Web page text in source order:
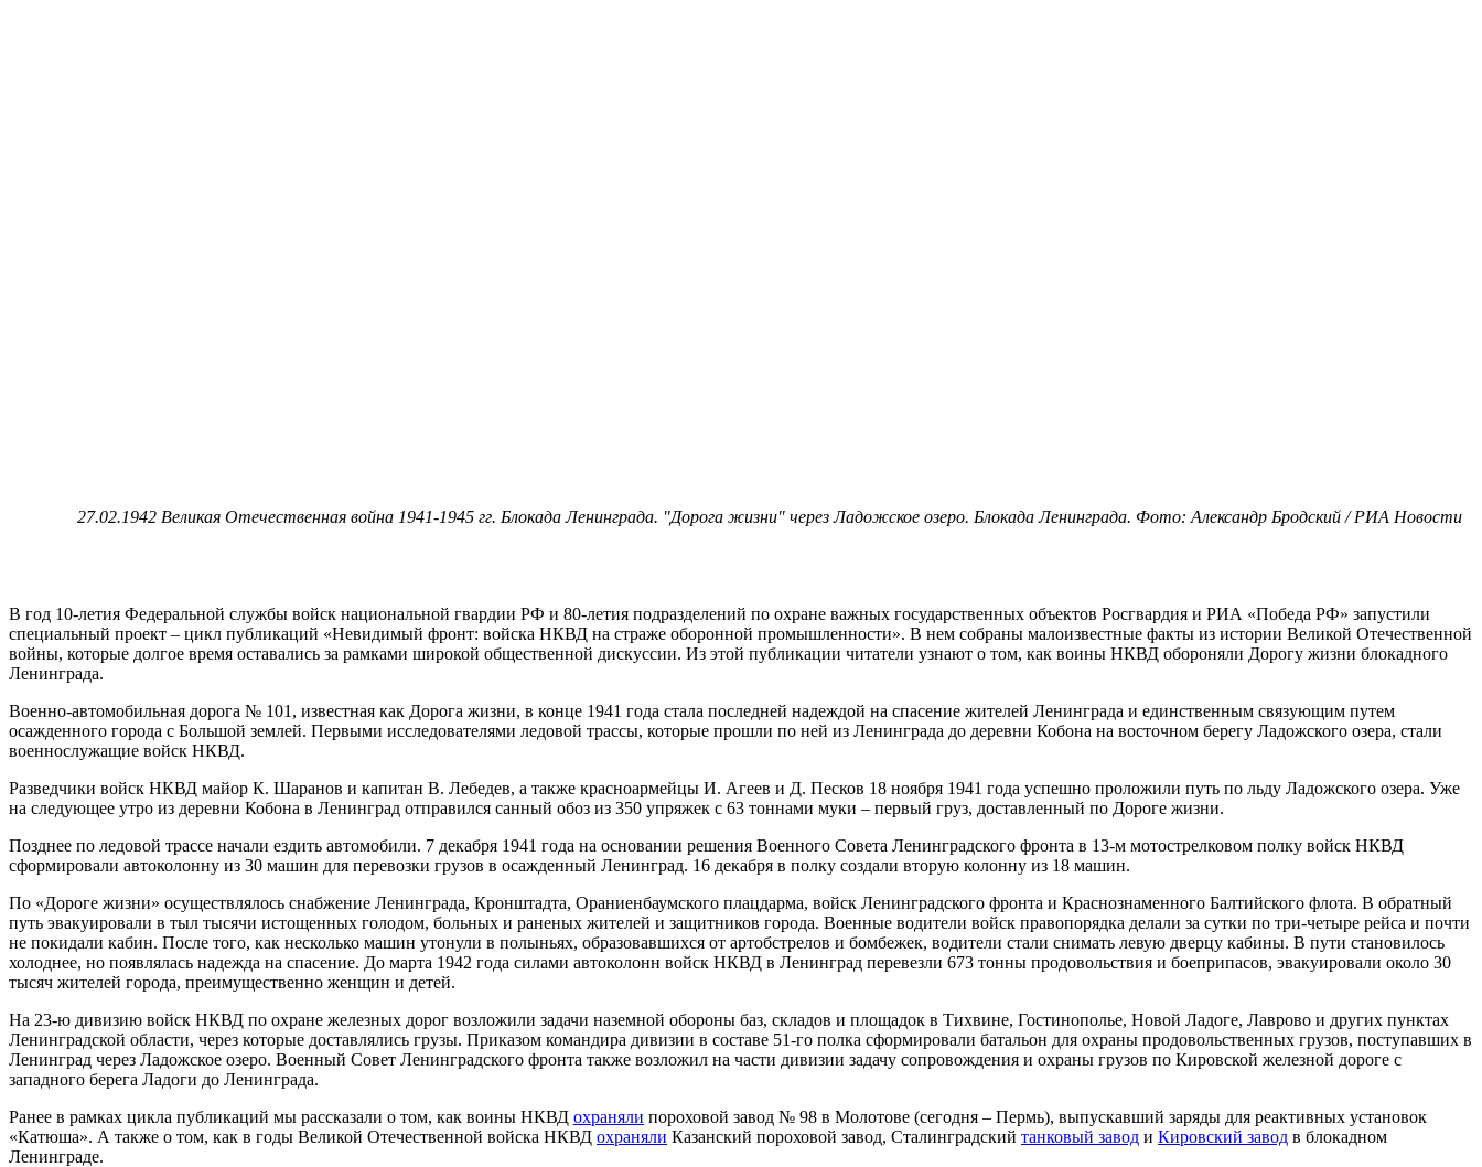
27.02.1942 Великая Отечественная война 1941-1945 гг. Блокада Ленинграда. "Дорога жизни" через Ладожское озеро. Блокада Ленинграда. Фото: Александр Бродский / РИА Новости
В год 10-летия Федеральной службы войск национальной гвардии РФ и 80-летия подразделений по охране важных государственных объектов Росгвардия и РИА «Победа РФ» запустили
специальный проект – цикл публикаций «Невидимый фронт: войска НКВД на страже оборонной промышленности». В нем собраны малоизвестные факты из истории Великой Отечественной
войны, которые долгое время оставались за рамками широкой общественной дискуссии. Из этой публикации читатели узнают о том, как воины НКВД обороняли Дорогу жизни блокадного
Ленинграда.
Военно-автомобильная дорога № 101, известная как Дорога жизни, в конце 1941 года стала последней надеждой на спасение жителей Ленинграда и единственным связующим путем
осажденного города с Большой землей. Первыми исследователями ледовой трассы, которые прошли по ней из Ленинграда до деревни Кобона на восточном берегу Ладожского озера, стали
военнослужащие войск НКВД.
Разведчики войск НКВД майор К. Шаранов и капитан В. Лебедев, а также красноармейцы И. Агеев и Д. Песков 18 ноября 1941 года успешно проложили путь по льду Ладожского озера. Уже
на следующее утро из деревни Кобона в Ленинград отправился санный обоз из 350 упряжек с 63 тоннами муки – первый груз, доставленный по Дороге жизни.
Позднее по ледовой трассе начали ездить автомобили. 7 декабря 1941 года на основании решения Военного Совета Ленинградского фронта в 13-м мотострелковом полку войск НКВД
сформировали автоколонну из 30 машин для перевозки грузов в осажденный Ленинград. 16 декабря в полку создали вторую колонну из 18 машин.
По «Дороге жизни» осуществлялось снабжение Ленинграда, Кронштадта, Ораниенбаумского плацдарма, войск Ленинградского фронта и Краснознаменного Балтийского флота. В обратный
путь эвакуировали в тыл тысячи истощенных голодом, больных и раненых жителей и защитников города. Военные водители войск правопорядка делали за сутки по три-четыре рейса и почти
не покидали кабин. После того, как несколько машин утонули в полыньях, образовавшихся от артобстрелов и бомбежек, водители стали снимать левую дверцу кабины. В пути становилось
холоднее, но появлялась надежда на спасение. До марта 1942 года силами автоколонн войск НКВД в Ленинград перевезли 673 тонны продовольствия и боеприпасов, эвакуировали около 30
тысяч жителей города, преимущественно женщин и детей.
На 23-ю дивизию войск НКВД по охране железных дорог возложили задачи наземной обороны баз, складов и площадок в Тихвине, Гостинополье, Новой Ладоге, Лаврово и других пунктах
Ленинградской области, через которые доставлялись грузы. Приказом командира дивизии в составе 51-го полка сформировали батальон для охраны продовольственных грузов, поступавших в
Ленинград через Ладожское озеро. Военный Совет Ленинградского фронта также возложил на части дивизии задачу сопровождения и охраны грузов по Кировской железной дороге с
западного берега Ладоги до Ленинграда.
Ранее в рамках цикла публикаций мы рассказали о том, как воины НКВД охраняли пороховой завод № 98 в Молотове (сегодня – Пермь), выпускавший заряды для реактивных установок
«Катюша». А также о том, как в годы Великой Отечественной войска НКВД охраняли Казанский пороховой завод, Сталинградский танковый завод и Кировский завод в блокадном
Ленинграде.